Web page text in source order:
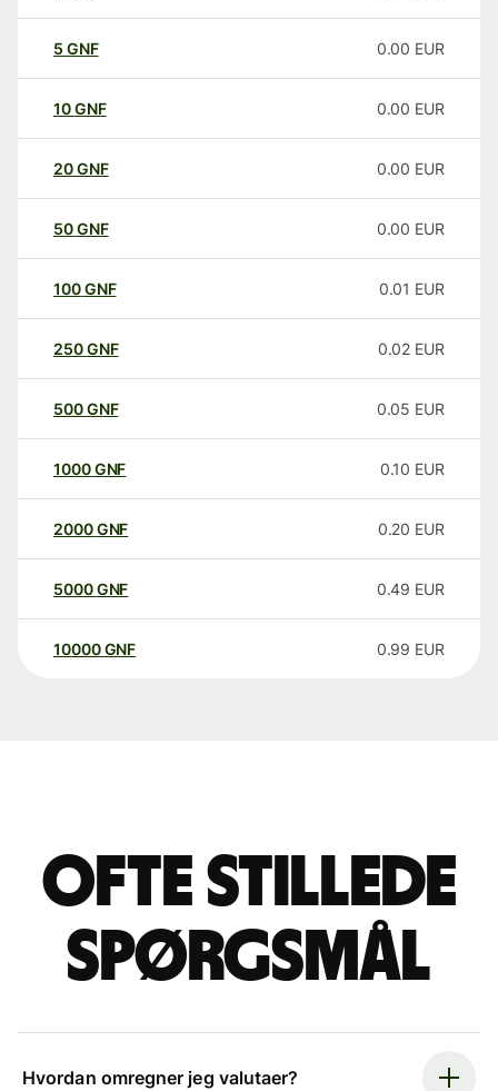
5 GNF 0.00 EUR
10GNF 0.00 EUR
20GNF 0.00 EUR
50GNF 0.00 EUR
100GNF 0.01 EUR
250GNF 0.02 EUR
500GNF 0.05 EUR
1000GNF 0.10 EUR
2000GNF 0.20 EUR
5000GNF 0.49 EUR
10000 GNF 0.99 EUR
Ofte stillede
spørgsmål
Hvordan omregner jeg valutaer?